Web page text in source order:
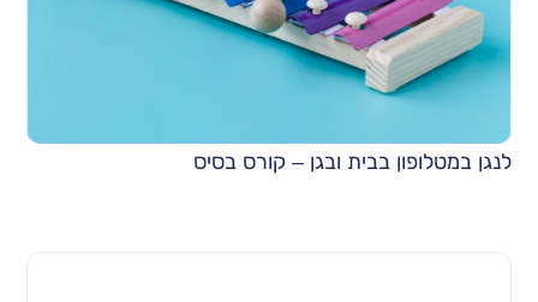
לנגן במטלופון בבית ובגן – קורס בסיס